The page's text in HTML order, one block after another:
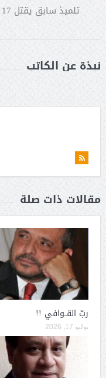
تلميذ سابق يقتل 17 بالرصاص في مدرسة ثانوية في فلوريدا
نبذة عن الكاتب
مقالات ذات صلة
ربّ القــوافي !!
يوليو 17, 2026